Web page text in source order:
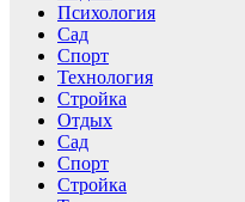
Психология
Сад
Спорт
Технология
Стройка
Отдых
Сад
Спорт
Стройка